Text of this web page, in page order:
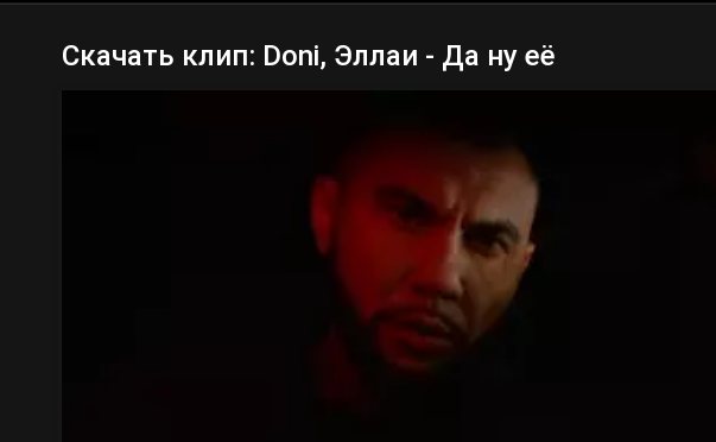
Скачать клип: Doni, Эллаи - Да ну еë